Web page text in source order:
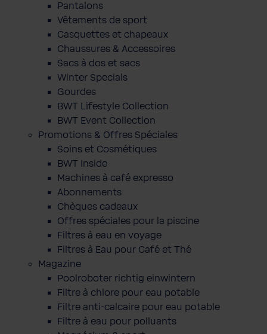
Pantalons
Vêtements de sport
Casquettes et chapeaux
Chaussures & Accessoires
Sacs à dos et sacs
Winter Specials
Gourdes
BWT Lifestyle Collection
BWT Event Collection
Promotions & Offres Spéciales
Soins et Cosmétiques
BWT Inside
Machines à café expresso
Abonnements
Chèques cadeaux
Offres spéciales pour la piscine
Filtres à eau en voyage
Filtres à Eau pour Café et Thé
Magazine
Poolroboter richtig einwintern
Filtre à chlore pour eau potable
Filtre anti-calcaire pour eau potable
Filtre à eau pour polluants